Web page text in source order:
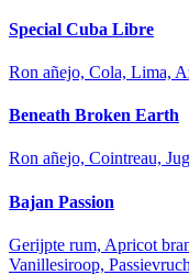
Special Cuba Libre
Ron añejo, Cola, Lima,
Beneath Broken Earth
Ron añejo, Cointreau,
Bajan Passion
Gerijpte rum, Apricot
Vanillesiroop,